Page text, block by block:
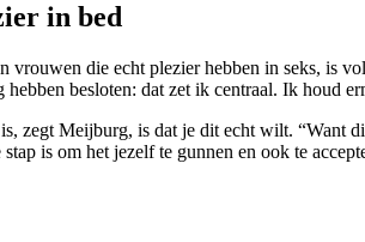
in bed
vrouwen die echt plezier hebben in seks, is
hebben besloten: dat zet ik centraal. Ik houd
zegt Meijburg, is dat je dit echt wilt. “Want
is om het jezelf te gunnen en ook te